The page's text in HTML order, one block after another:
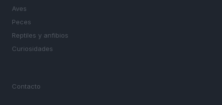
Aves
Peces
Reptiles y anfibios
Curiosidades
Contacto